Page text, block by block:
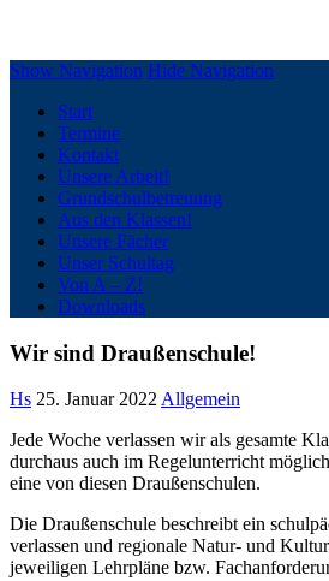
Show Navigation Hide Navigation
Start
Termine
Kontakt
Unsere Arbeit!
Grundschulbetreuung
Aus den Klassen!
Unsere Fächer
Unser Schultag
Von A – Z!
Downloads
Wir sind Draußenschule!
Hs 25. Januar 2022Allgemein
Jede Woche verlassen wir als gesamte
durchaus auch im Regelunterricht
eine von diesen Draußenschulen.
Die Draußenschule beschreibt ein
verlassen und regionale Natur- und
jeweiligen Lehrpläne bzw.